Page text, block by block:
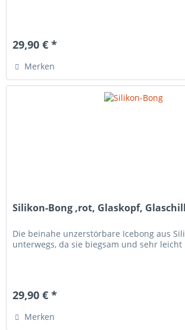
29,90 € *
Merken
Silikon-Bong ,rot, Glaskopf,
Die beinahe unzerstörbare Icebong aus
unterwegs, da sie biegsam und sehr leicht
29,90 € *
Merken